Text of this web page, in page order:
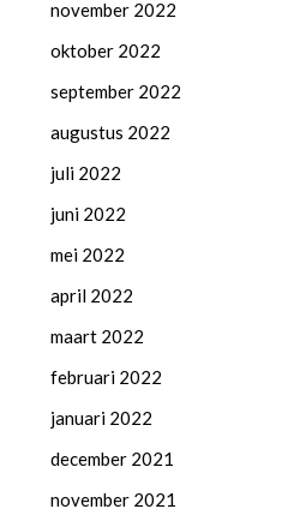
november 2022
oktober 2022
september 2022
augustus 2022
juli 2022
juni 2022
mei 2022
april 2022
maart 2022
februari 2022
januari 2022
december 2021
november 2021